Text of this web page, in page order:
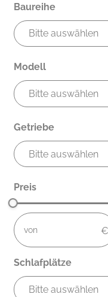
Baureihe
Modell
Getriebe
Preis
not-visible
Schlafplätze